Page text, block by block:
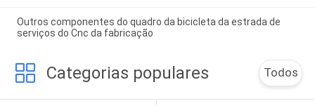
Outros componentes do quadro da bicicleta da estrada de
serviços do Cnc da fabricação
Categorias populares Todos